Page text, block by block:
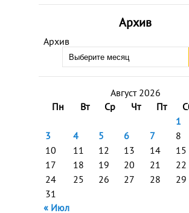
Архив
Архив
Август 2026
Пн
Вт Ср Чт Пт
1
3
4 5 6 7 8
10
11 12 13 14 15
17
18 19 20 21 22
24
25 26 27 28 29
31
« Июл